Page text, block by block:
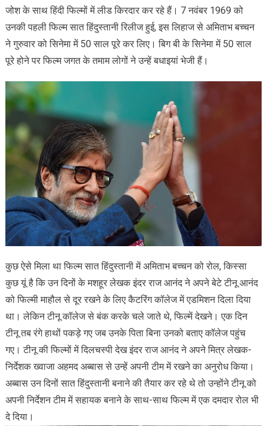
जोश के साथ हिंदी फिल्मों में लीड किरदार कर रहे हैं। 7 नवंबर 1969 को
उनकी पहली फिल्म सात हिंदुस्तानी रिलीज हुई, इस लिहाज से अमिताभ बच्चन
ने गुरुवार को सिनेमा में 50 साल पूरे कर लिए। बिग बी के सिनेमा में 50 साल
पूरे होने पर फिल्म जगत के तमाम लोगों ने उन्हें बधाइयां भेजी हैं।
कुछ ऐसे मिला था फिल्म सात हिंदुस्तानी में अमिताभ बच्चन को रोल, किस्सा
कुछ यूं है कि उन दिनों के मशहूर लेखक इंदर राज आनंद ने अपने बेटे टीनू आनंद
को फिल्मी माहौल से दूर रखने के लिए कैटरिंग कॉलेज में एडमिशन दिला दिया
था। लेकिन टीनू कॉलेज से बंक करके चले जाते थे, फिल्में देखने। एक दिन
टीनू तब रंगे हाथों पकड़े गए जब उनके पिता बिना उनको बताए कॉलेज पहुंच
गए। टीनू की फिल्मों में दिलचस्पी देख इंदर राज आनंद ने अपने मित्र लेखक-
निर्देशक ख्वाजा अहमद अब्बास से उन्हें अपनी टीम में रखने का अनुरोध किया।
अब्बास उन दिनों सात हिंदुस्तानी बनाने की तैयार कर रहे थे तो उन्होंने टीनू को
अपनी निर्देशन टीम में सहायक बनाने के साथ-साथ फिल्म में एक दमदार रोल भी
दे दिया।